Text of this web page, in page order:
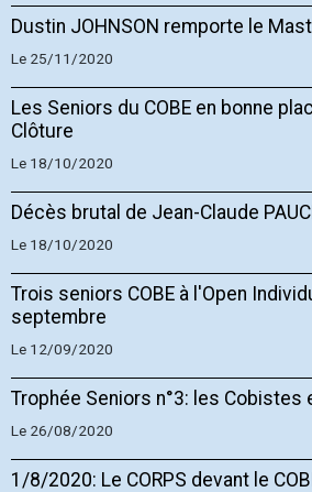
Dustin JOHNSON remporte le
Le 25/11/2020
Les Seniors du COBE en bonne
Clôture
Le 18/10/2020
Décès brutal de Jean-Claude
Le 18/10/2020
Trois seniors COBE à l'Open
septembre
Le 12/09/2020
Trophée Seniors n°3: les Cobistes
Le 26/08/2020
1/8/2020: Le CORPS devant le